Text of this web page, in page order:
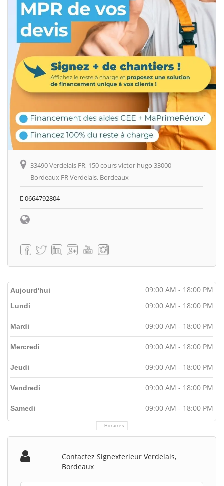
33490 Verdelais FR, 150 cours victor hugo 33000
Bordeaux FR Verdelais, Bordeaux
0664792804
Aujourd'hui 09:00 AM - 18:00 PM
Horaires
Lundi 09:00 AM - 18:00 PM
Mardi 09:00 AM - 18:00 PM
Mercredi 09:00 AM - 18:00 PM
Jeudi 09:00 AM - 18:00 PM
Vendredi 09:00 AM - 18:00 PM
Samedi 09:00 AM - 18:00 PM
Contactez Signexterieur Verdelais,
Bordeaux